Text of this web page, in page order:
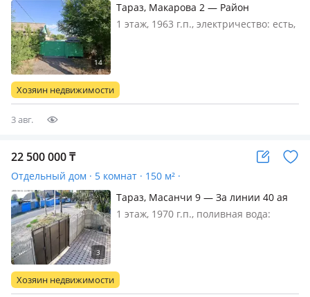
Тараз, Макарова 2 — Район
Военторга
1 этаж, 1963 г.п., электричество: есть,
для проживания. Отличный вариант
для семьи, которая цен…
Хозяин недвижимости
3 авг.
22 500 000₸
Отдельный дом · 5 комнат · 150 м² ·
Тараз, Масанчи 9 — За линии 40 ая
Мельница
1 этаж, 1970 г.п., поливная вода:
участок угловой, есть переулок
можно сделать ворота. огоро…
Хозяин недвижимости